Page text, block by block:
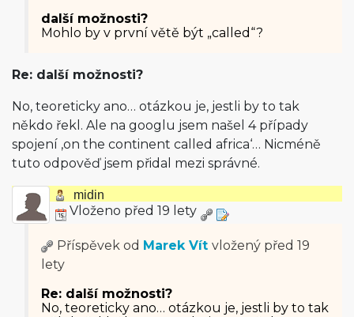
další možnosti?
Mohlo by v první větě být „called“?
Re: další možnosti?
No, teoreticky ano… otázkou je, jestli by to tak
někdo řekl. Ale na googlu jsem našel 4 případy
spojení ‚on the continent called africa‘… Nicméně
tuto odpověď jsem přidal mezi správné.
midin
Vloženo před 19 lety
Příspěvek od Marek Vít vložený před 19
lety
Re: další možnosti?
No, teoreticky ano… otázkou je, jestli by to tak